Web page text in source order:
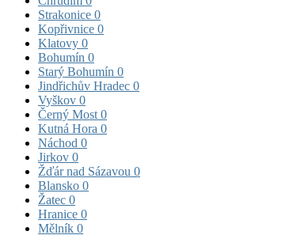
Strakonice 0
Kopřivnice 0
Klatovy 0
Bohumín 0
Starý Bohumín 0
Jindřichův Hradec 0
Vyškov 0
Černý Most 0
Kutná Hora 0
Náchod 0
Jirkov 0
Žďár nad Sázavou 0
Blansko 0
Žatec 0
Hranice 0
Mělník 0